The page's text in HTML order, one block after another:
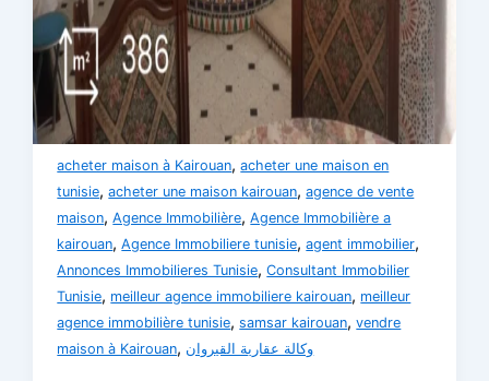
acheter maison à Kairouan,acheter une maison en
tunisie,acheter une maison kairouan,agence de vente
maison,Agence Immobilière,Agence Immobilière a
kairouan,Agence Immobiliere tunisie,agent immobilier,
Annonces Immobilieres Tunisie,Consultant Immobilier
Tunisie, meilleur agence immobiliere kairouan, meilleur
agence immobilière tunisie,samsar kairouan,vendre
maison à Kairouan, وكالة عقارية القيروان